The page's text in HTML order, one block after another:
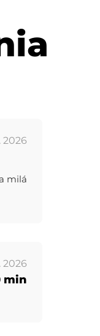
2026
milá
2026
min